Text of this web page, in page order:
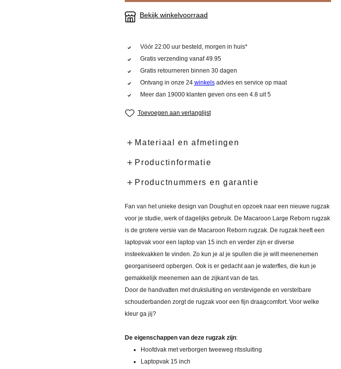
Bekijk winkelvoorraad
Vóór 22:00 uur besteld, morgen in huis*
Gratis verzending vanaf 49.95
Gratis retourneren binnen 30 dagen
Ontvang in onze 24 winkelsadvies en service op maat
Meer dan 19000 klanten geven ons een 4.8 uit 5
Toevoegen aan verlanglijst
Materiaal en afmetingen
Productinformatie
Productnummers en garantie
Fan van het unieke design van Doughut en opzoek naar een nieuwe rugzak
voor je studie, werk of dagelijks gebruik. De Macaroon Large Reborn rugzak
is de grotere versie van de Macaroon Reborn rugzak. De rugzak heeft een
laptopvak voor een laptop van 15 inch en verder zijn er diverse
insteekvakken te vinden. Zo kun je al je spullen die je wilt meenenemen
georganiseerd opbergen. Ook is er gedacht aan je waterfles, die kun je
gemakkelijk meenemen aan de zijkant van de tas.
Door de handvatten met druksluiting en verstevigende en verstelbare
schouderbanden zorgt de rugzak voor een fijn draagcomfort. Voor welke
kleur ga jij?
De eigenschappen van deze rugzak zijn:
Hoofdvak met verborgen tweeweg ritssluiting
Laptopvak 15 inch